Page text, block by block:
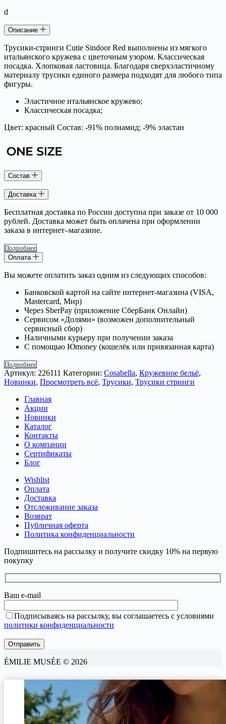
d
Описание
Трусики-стринги Cutie Sindoor Red выполнены из мягкого
итальянского кружева с цветочным узором. Классическая
посадка. Хлопковая ластовица. Благодаря сверхэластичному
материалу трусики единого размера подходят для любого типа
фигуры.
Эластичное итальянское кружево;
Классическая посадка;
Цвет: красный Состав: -91% полиамид; -9% эластан
Состав
Доставка
Бесплатная доставка по России доступна при заказе от 10 000
рублей. Доставка может быть оплачена при оформлении
заказа в интернет–магазине.
Подробнее
Оплата
Вы можете оплатить заказ одним из следующих способов:
Банковской картой на сайте интернет-магазина (VISA,
Mastercard, Мир)
Через SberPay (приложение СберБанк Онлайн)
Сервисом «Долями» (возможен дополнительный
сервисный сбор)
Наличными курьеру при получении заказа
С помощью Юmoney (кошелёк или привязанная карта)
Подробнее
Артикул: 226111 Категории: Cosabella, Кружевное бельё,
Новинки, Просмотреть всё, Трусики, Трусики стринги
Главная
Акции
Новинки
Каталог
Контакты
О компании
Сертификаты
Блог
Wishlist
Оплата
Доставка
Отслеживание заказа
Возврат
Публичная оферта
Политика конфиденциальности
Подпишитесь на рассылку и получите скидку 10% на первую
покупку
Ваш e-mail
Подписываясь на рассылку, вы соглашаетесь с условиями
политики конфиденциальности
ÉMILIE MUSÉE © 2026